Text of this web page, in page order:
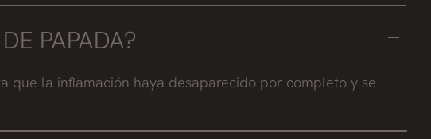
PAPADA?
que la inflamación haya desaparecido por completo y se